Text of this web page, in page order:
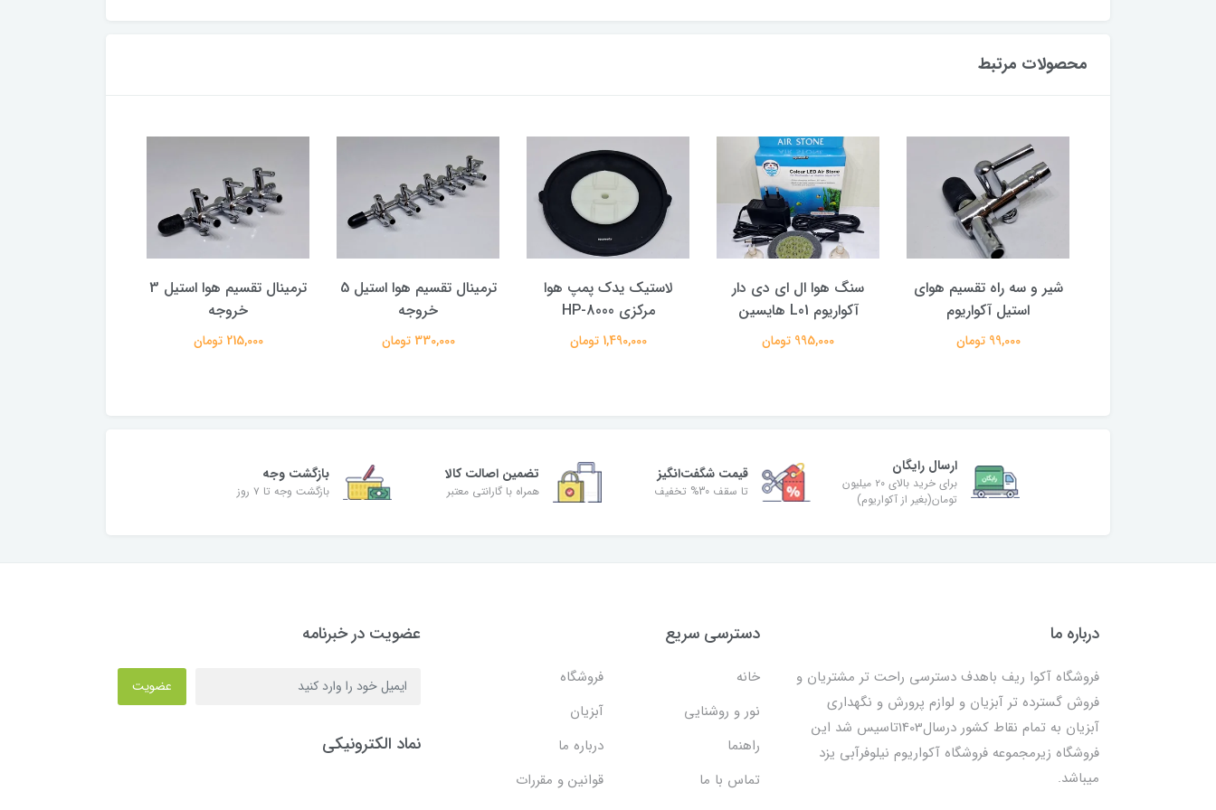
محصولات مرتبط
شیر و سه راه تقسیم هوای
استیل آکواریوم
99,000 تومان
سنگ هوا ال ای دی دار
آکواریوم L01 هایسین
995,000 تومان
لاستیک یدک پمپ هوا
مرکزی HP-8000
1,490,000 تومان
ترمینال تقسیم هوا استیل 5
خروجه
330,000 تومان
ترمینال تقسیم هوا استیل 3
خروجه
215,000 تومان
ارسال رایگان
برای خرید بالای ۲۰ میلیون
تومان(بغیر از آکواریوم)
قیمت شگفت‌انگیز
تا سقف 30% تخفیف
تضمین اصالت کالا
همراه با گارانتی معتبر
بازگشت وجه
بازگشت وجه تا ۷ روز
درباره ما
فروشگاه آکوا ریف باهدف دسترسی راحت تر مشتریان و
فروش گسترده تر آبزیان و لوازم پرورش و نگهداری
آبزیان به تمام نقاط کشور درسال1403تاسیس شد این
فروشگاه زیرمجموعه فروشگاه آکواریوم نیلوفرآبی یزد
میباشد.
دسترسی سریع
خانه
فروشگاه
نور و روشنایی
آبزیان
راهنما
درباره ما
تماس با ما
قوانین و مقررات
عضویت در خبرنامه
عضویت
نماد الکترونیکی